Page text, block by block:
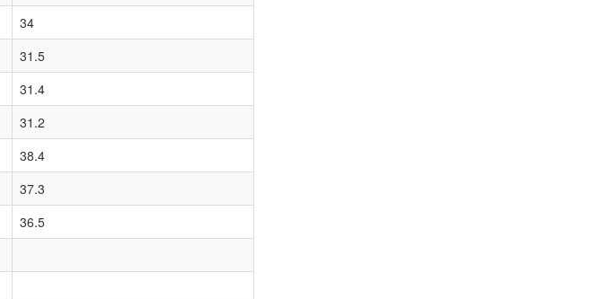
34
31.5
31.4
31.2
38.4
37.3
36.5